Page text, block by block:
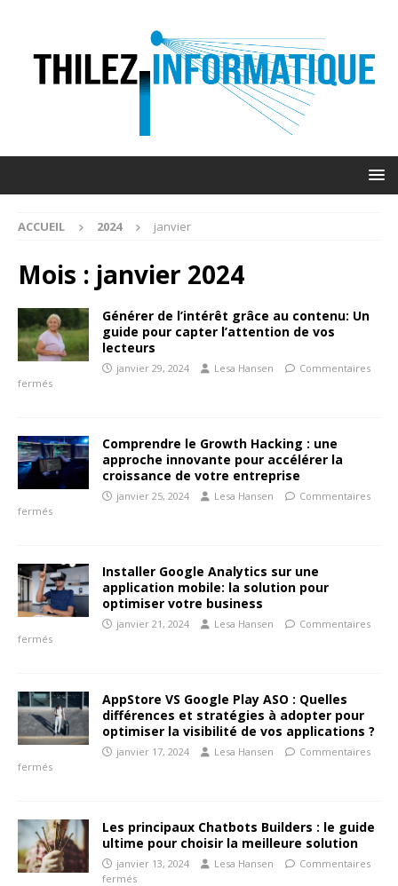
ACCUEIL 2024 janvier
Mois : janvier 2024
Générer de l’intérêt grâce au contenu: Un
guide pour capter l’attention de vos
lecteurs
janvier 29, 2024 Lesa Hansen
Commentaires
fermés
Comprendre le Growth Hacking : une
approche innovante pour accélérer la
croissance de votre entreprise
janvier 25, 2024 Lesa Hansen
Commentaires
fermés
Installer Google Analytics sur une
application mobile: la solution pour
optimiser votre business
janvier 21, 2024 Lesa Hansen
Commentaires
fermés
AppStore VS Google Play ASO : Quelles
différences et stratégies à adopter pour
optimiser la visibilité de vos applications ?
janvier 17, 2024 Lesa Hansen
Commentaires
fermés
Les principaux Chatbots Builders : le guide
ultime pour choisir la meilleure solution
janvier 13, 2024 Lesa Hansen
Commentaires
fermés